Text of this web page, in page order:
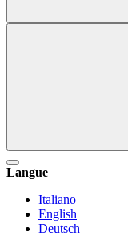
Langue
Italiano
English
Deutsch